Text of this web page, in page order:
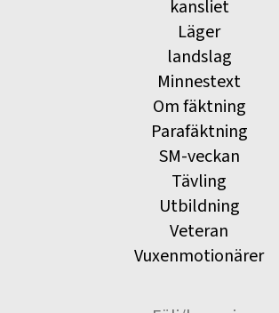
kansliet
Läger
landslag
Minnestext
Om fäktning
Parafäktning
SM-veckan
Tävling
Utbildning
Veteran
Vuxenmotionärer